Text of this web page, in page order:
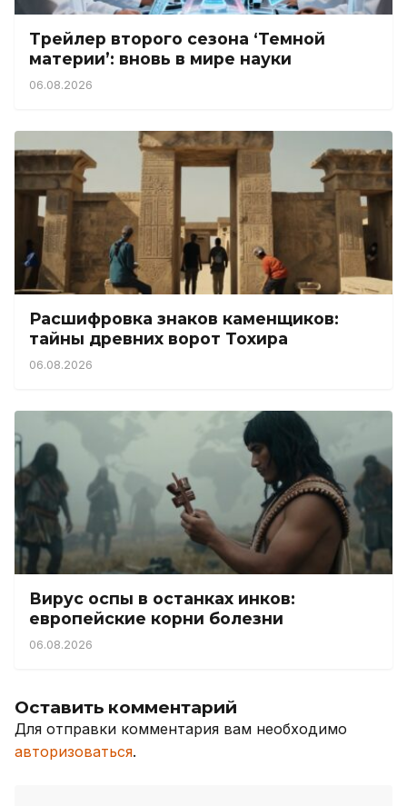
Трейлер второго сезона ‘Темной
материи’: вновь в мире науки
06.08.2026
Расшифровка знаков каменщиков:
тайны древних ворот Тохира
06.08.2026
Вирус оспы в останках инков:
европейские корни болезни
06.08.2026
Оставить комментарий
Для отправки комментария вам необходимо
авторизоваться.